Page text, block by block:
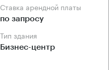
Ставка арендной платы
по запросу
Тип здания
Бизнес-центр